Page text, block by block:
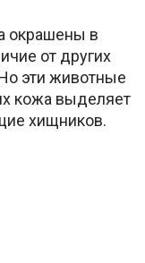
окрашены в
от других
эти животные
кожа выделяет
хищников.